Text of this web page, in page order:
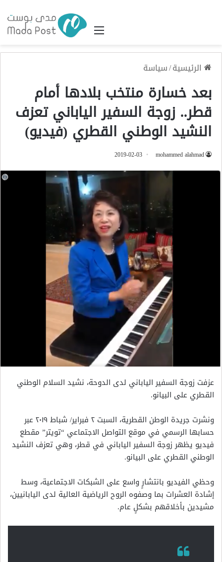
القائمة
الرئيسية/سياسة
بعد خسارة منتخب بلادها أمام
قطر.. زوجة السفير الياباني تعزف
النشيد الوطني القطري (فيديو)
mohammed alahmad
2019-02-03
عزفت زوجة السفير الياباني لدى الدوحة، نشيد السلام الوطني
القطري على البيانو.
ونشرت جريدة الوطن القطرية، السبت ٢ فبراير/ شباط ٢٠١٩ عبر
حسابها الرسمي في موقع التواصل الاجتماعي “تويتر” مقطع
فيديو يظهر زوجة السفير الياباني في قطر، وهي تعزف النشيد
الوطني القطري على البيانو.
وحظي الفيديو بانتشارٍ واسع على الشبكات الاجتماعية، وسط
إشادة العشرات بما وصفوه الروح الرياضية العالية لدى اليابانيين،
مشيدين بأخلاقهم بشكلٍ عام.